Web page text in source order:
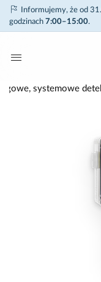
Informujemy, że od
godzinach 7:00–15:00.
systemowe